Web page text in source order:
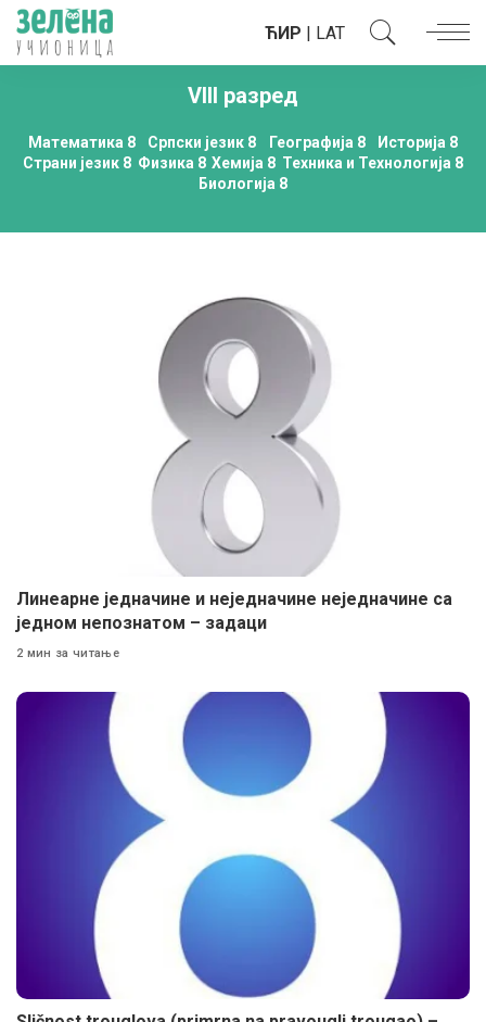
ЋИР | LAT
VIII разред
Математика 8 Српски језик 8 Географија 8
Историја 8
Страни језик 8 Физика 8 Хемија 8 Техника и Технологија 8
Биологија 8
Линеарне једначине и неједначине неједначине са
једном непознатом – задаци
2 мин за читање